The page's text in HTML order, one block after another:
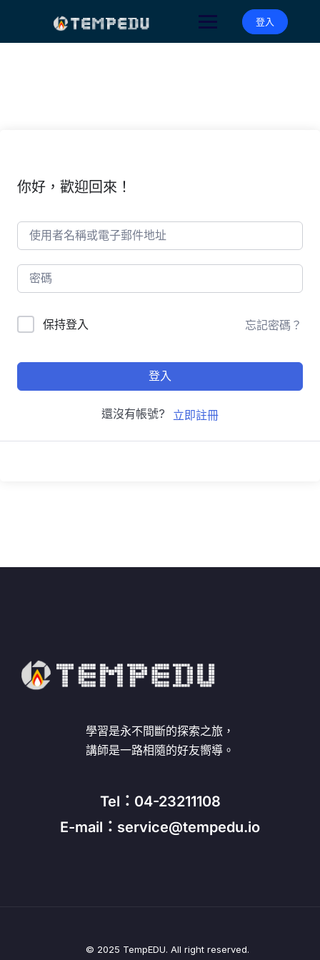
登入
你好，歡迎回來！
保持登入 忘記密碼？
登入
還沒有帳號? 立即註冊
學習是永不間斷的探索之旅，
講師是一路相隨的好友嚮導。
Tel：04-23211108
E-mail：service@tempedu.io
© 2025 TempEDU. All right reserved.